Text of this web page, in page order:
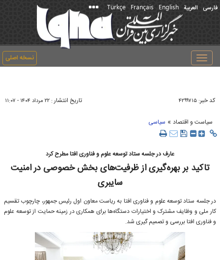
فارسی العربیة English
Français
Türkçe
نسخه اصلی
Toggle
navigation
کد خبر: ۴۲۹۹۷۱۵ تاریخ انتشار : ۲۲ مرداد ۱۴۰۴ - ۱۱:۰۷
سیاست و اقتصاد » سیاسی
عارف در جلسه ستاد توسعه علوم و فناوری افتا مطرح کرد
تاکید بر بهره‌گیری از ظرفیت‌های بخش خصوصی در امنیت
سایبری
در جلسه ستاد توسعه علوم و فناوری افتا به ریاست معاون اول رئیس جمهور، چارچوب تقسیم
کار ملی و وظایف مشترک و اختیارات دستگاه‌ها برای همکاری در زمینه حمایت از توسعه علوم
و فناوری افتا بررسی و تصمیم گیری شد.